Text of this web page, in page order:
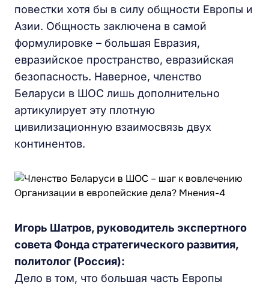
повестки хотя бы в силу общности Европы и
Азии. Общность заключена в самой
формулировке – большая Евразия,
евразийское пространство, евразийская
безопасность. Наверное, членство
Беларуси в ШОС лишь дополнительно
артикулирует эту плотную
цивилизационную взаимосвязь двух
континентов.
Игорь Шатров, руководитель экспертного
совета Фонда стратегического развития,
политолог (Россия):
Дело в том, что большая часть Европы